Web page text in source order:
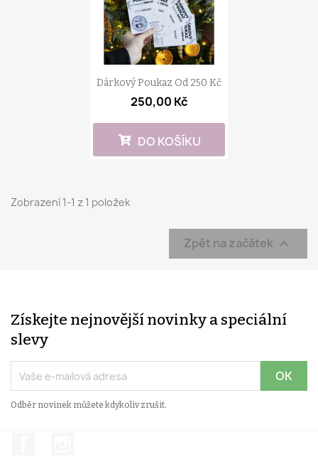
Dárkový Poukaz Od 250 Kč
250,00 Kč
DO KOŠÍKU
Zobrazení 1-1 z 1 položek
Zpět na začátek 
Získejte nejnovější novinky a speciální
slevy
Odběr novinek můžete kdykoliv zrušit.